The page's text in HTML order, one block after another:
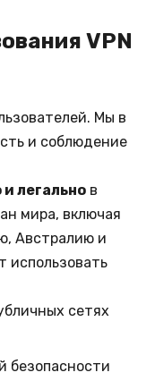
VPN
Мы в
и соблюдение
легально в
мира, включая
Австралию и
использовать
сетях
безопасности